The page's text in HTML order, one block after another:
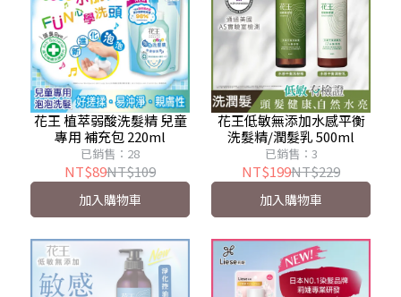
花王 植萃弱酸洗髮精 兒童
專用 補充包 220ml
已銷售：28
NT$89NT$109
加入購物車
花王低敏無添加水感平衡
洗髮精/潤髮乳 500ml
已銷售：3
NT$199NT$229
加入購物車